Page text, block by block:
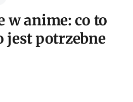
w anime: co to
jest potrzebne